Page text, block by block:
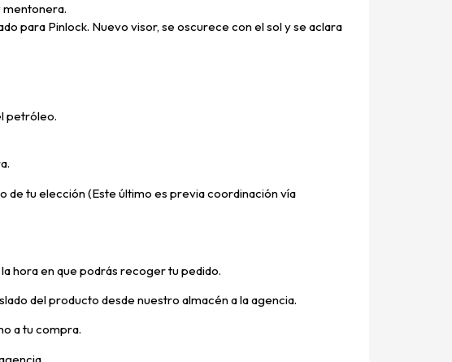
mentonera.
para Pinlock. Nuevo visor, se oscurece con el sol y se aclara
petróleo.
.
de tu elección (Este último es previa coordinación vía
hora en que podrás recoger tu pedido.
del producto desde nuestro almacén a la agencia.
a tu compra.